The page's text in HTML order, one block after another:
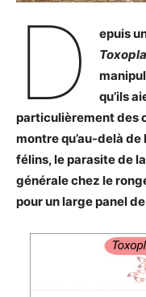
D
epuis
qu’ils
particulièrement des
montre qu’au-delà
félins, le parasite de
générale chez le
pour un large panel